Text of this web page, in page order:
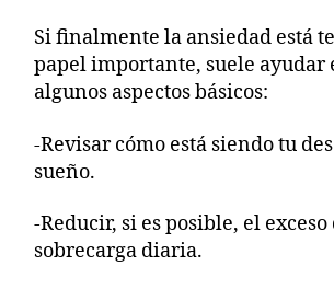
Si finalmente la ansiedad está
papel importante, suele ayudar
algunos aspectos básicos:
-Revisar cómo está siendo tu
sueño.
-Reducir, si es posible, el
sobrecarga diaria.